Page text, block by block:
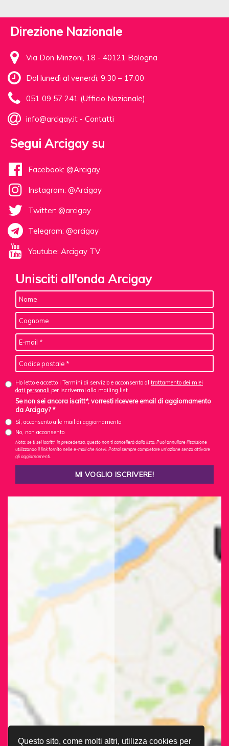
Questo sito, come molti altri, utilizza cookies per
Direzione Nazionale
Via Don Minzoni, 18 - 40121 Bologna
Dal lunedì al venerdì, 9.30 – 17.00
051 09 57 241 (Ufficio Nazionale)
info@arcigay.it - Contatti
Segui Arcigay su
Facebook: @Arcigay
Instagram: @Arcigay
Twitter: @arcigay
Telegram: @arcigay
Youtube: Arcigay TV
Unisciti all'onda Arcigay
Ho letto e accetto i Termini di servizio e acconsento al trattamento dei miei
dati personali per iscrivermi alla mailing list
Se non sei ancora iscritt*, vorresti ricevere email di aggiornamento
da Arcigay? *
Sì, acconsento alle mail di aggiornamento
No, non acconsento
Nota: se ti sei iscritt* in precedenza, questo non ti cancellerà dalla lista. Puoi annullare l'iscrizione
utilizzando il link fornito nelle e-mail che ricevi. Potrai sempre completare un'azione senza attivare
gli aggiornamenti.